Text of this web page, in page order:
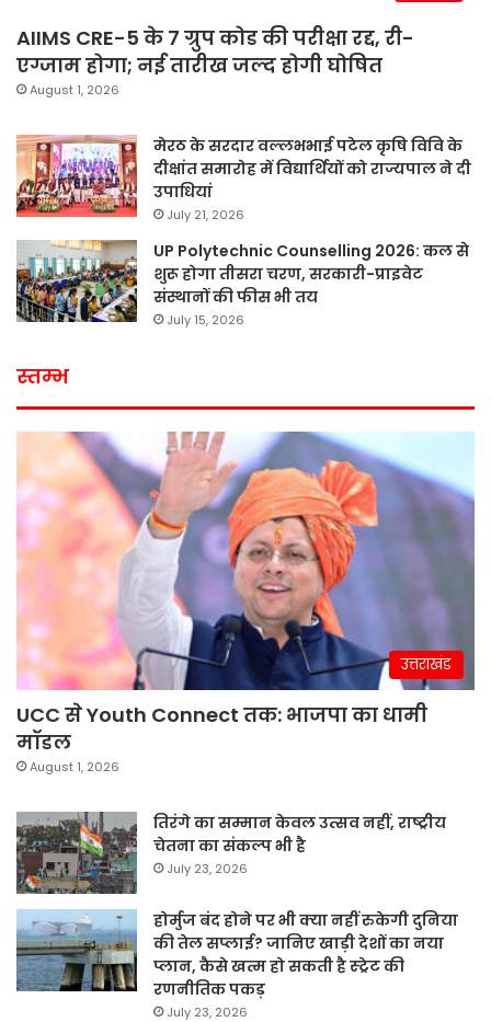
AIIMS CRE-5 के 7 ग्रुप कोड की परीक्षा रद्द, री-
एग्जाम होगा; नई तारीख जल्द होगी घोषित
August 1, 2026
मेरठ के सरदार वल्लभभाई पटेल कृषि विवि के
दीक्षांत समारोह में विद्यार्थियों को राज्यपाल ने दी
उपाधियां
July 21, 2026
UP Polytechnic Counselling 2026: कल से
शुरू होगा तीसरा चरण, सरकारी-प्राइवेट
संस्थानों की फीस भी तय
July 15, 2026
स्तम्भ
उत्तराखंड
UCC से Youth Connect तक: भाजपा का धामी
मॉडल
August 1, 2026
तिरंगे का सम्मान केवल उत्सव नहीं, राष्ट्रीय
चेतना का संकल्प भी है
July 23, 2026
होर्मुज बंद होने पर भी क्या नहीं रुकेगी दुनिया
की तेल सप्लाई? जानिए खाड़ी देशों का नया
प्लान, कैसे खत्म हो सकती है स्ट्रेट की
रणनीतिक पकड़
July 23, 2026